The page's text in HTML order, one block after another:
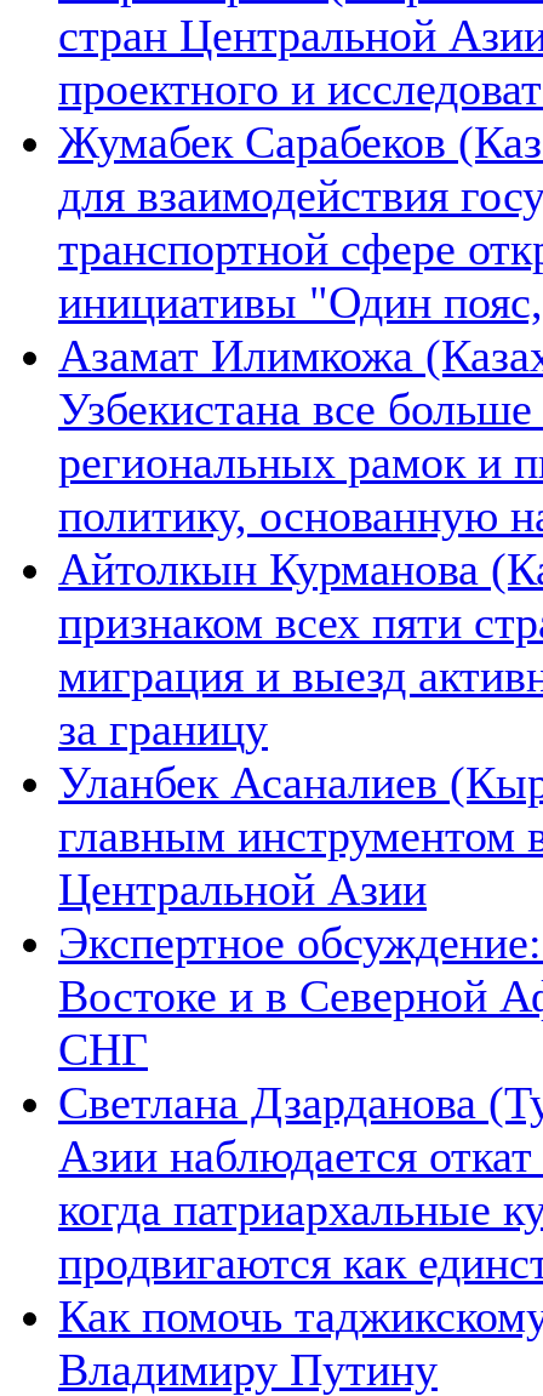
стран Центральной
проектного и
Жумабек Сарабеков
для взаимодействия
транспортной сфере
инициативы "Один
Азамат Илимкожа
Узбекистана все
региональных рамок и
политику, основанную
Айтолкын Курманова
признаком всех пяти
миграция и выезд
за границу
Уланбек Асаналиев
главным инструментом
Центральной Азии
Экспертное
Востоке и в Северной
СНГ
Светлана Дзарданова
Азии наблюдается
когда патриархальные
продвигаются как
Как помочь
Владимиру Путину